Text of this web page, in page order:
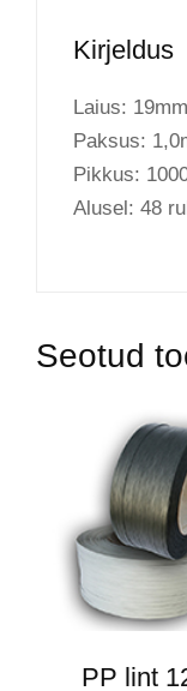
Kirjeldus
Laius: 19mm
Paksus:
Pikkus:
Alusel: 48
Seotud
PP lint